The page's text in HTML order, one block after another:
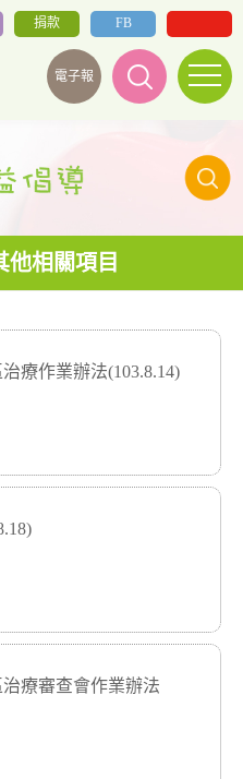
電子報
FB
捐款
療作業辦法(103.8.14)
療審查會作業辦法